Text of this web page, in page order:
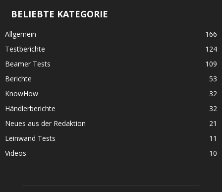
BELIEBTE KATEGORIE
Allgemein
166
Testberichte
124
Beamer Tests
109
Berichte
53
KnowHow
32
Händlerberichte
32
Neues aus der Redaktion
21
Leinwand Tests
11
Videos
10